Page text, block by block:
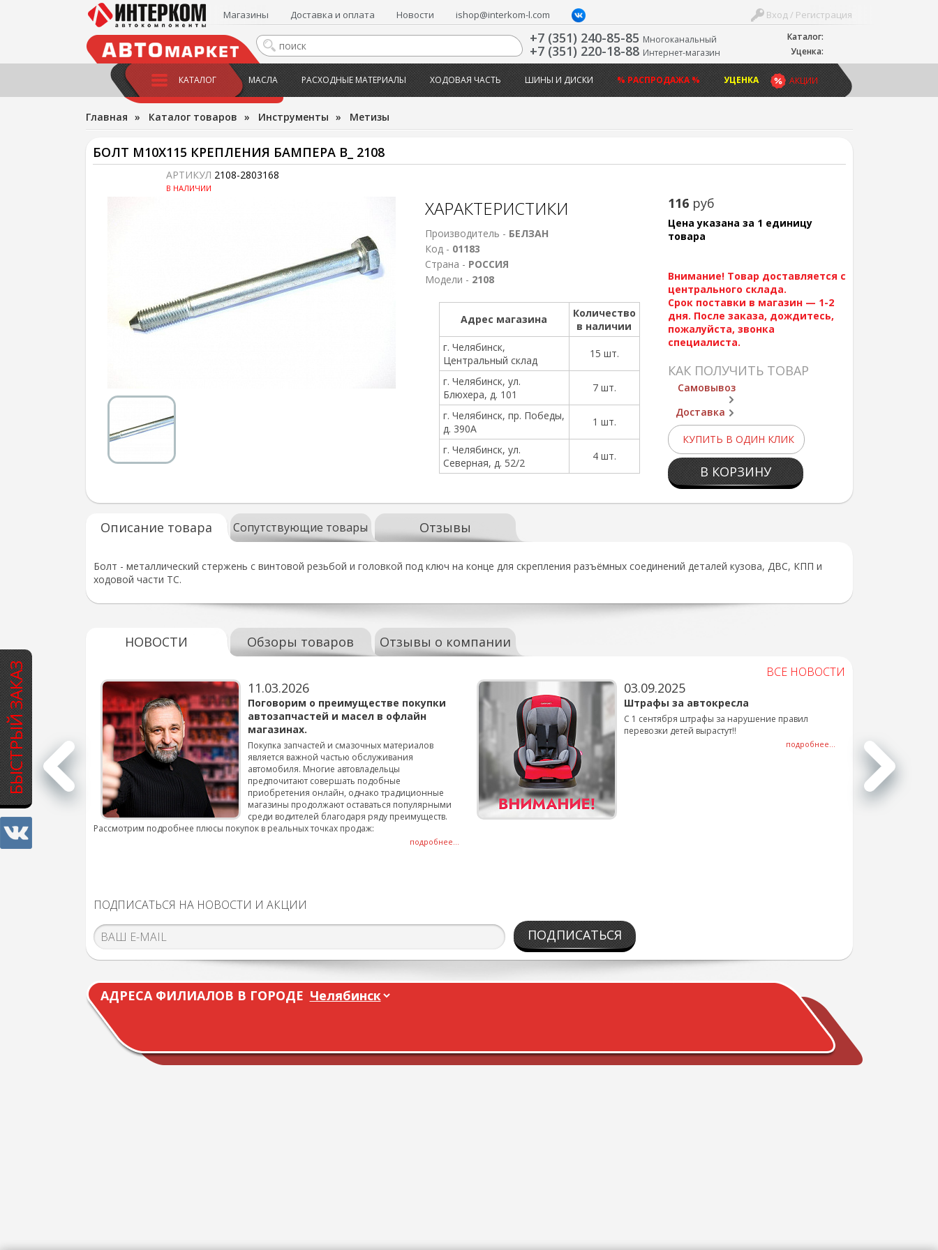
БЫСТРЫЙ ЗАКАЗ
Каталог:
Уценка:
Вход / Регистрация
Магазины Доставка и оплата Новости ishop@interkom-l.com
+7 (351) 240-85-85 Многоканальный
+7 (351) 220-18-88 Интернет-магазин
АКЦИИ
КАТАЛОГ МАСЛА РАСХОДНЫЕ МАТЕРИАЛЫ ХОДОВАЯ ЧАСТЬ ШИНЫ И ДИСКИ % РАСПРОДАЖА % УЦЕНКА
Главная » Каталог товаров » Инструменты » Метизы
БОЛТ М10Х115 КРЕПЛЕНИЯ БАМПЕРА В_ 2108
АРТИКУЛ 2108-2803168
В НАЛИЧИИ
116 руб
Цена указана за 1 единицу
товара
Внимание! Товар доставляется с
центрального склада.
Срок поставки в магазин — 1-2
дня. После заказа, дождитесь,
пожалуйста, звонка
специалиста.
КАК ПОЛУЧИТЬ ТОВАР
Самовывоз
Доставка
КУПИТЬ В ОДИН КЛИК
В КОРЗИНУ
ХАРАКТЕРИСТИКИ
Производитель - БЕЛЗАН
Код - 01183
Страна - РОССИЯ
Модели - 2108
Адрес магазина
Количество
в наличии
г. Челябинск,
Центральный склад
15 шт.
г. Челябинск, ул.
Блюхера, д. 101
7 шт.
г. Челябинск, пр. Победы,
д. 390А
1 шт.
г. Челябинск, ул.
Северная, д. 52/2
4 шт.
Описание товара Сопутствующие товары Отзывы
Болт - металлический стержень с винтовой резьбой и головкой под ключ на конце для скрепления разъёмных соединений деталей кузова, ДВС, КПП и
ходовой части ТС.
НОВОСТИ Обзоры товаров Отзывы о компании
ВСЕ НОВОСТИ
для
смены шин на
подробнее...
11.03.2026
Поговорим о преимуществе покупки
автозапчастей и масел в офлайн
магазинах.
Покупка запчастей и смазочных материалов
является важной частью обслуживания
автомобиля. Многие автовладельцы
предпочитают совершать подобные
приобретения онлайн, однако традиционные
магазины продолжают оставаться популярными
среди водителей благодаря ряду преимуществ.
Рассмотрим подробнее плюсы покупок в реальных точках продаж:
подробнее...
03.09.2025
Штрафы за автокресла
С 1 сентября штрафы за нарушение правил
перевозки детей вырастут!!
подробнее...
ПОДПИСАТЬСЯ НА НОВОСТИ И АКЦИИ
ПОДПИСАТЬСЯ
АДРЕСА ФИЛИАЛОВ В ГОРОДЕ